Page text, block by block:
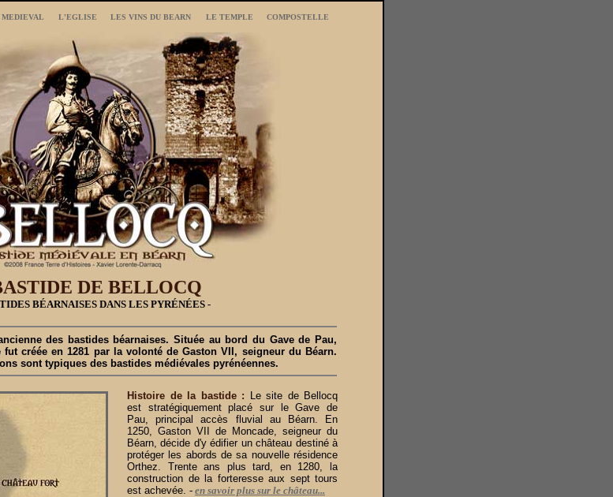
L'EGLISE LES VINS DU BEARN LE TEMPLE COMPOSTELLE
DE BELLOCQ
BÉARNAISES DANS LES PYRÉNÉES -
des bastides béarnaises. Située au bord du Gave de Pau,
créée en 1281 par la volonté de Gaston VII, seigneur du Béarn.
sont typiques des bastides médiévales pyrénéennes.
Histoire de la bastide :
Le site de Bellocq
est stratégiquement placé sur le Gave de
Pau, principal accès fluvial au Béarn. En
1250, Gaston VII de Moncade, seigneur du
Béarn, décide d'y édifier un château destiné à
protéger les abords de sa nouvelle résidence
Orthez. Trente ans plus tard, en 1280, la
construction de la forteresse aux sept tours
est achevée. - en savoir plus sur le château...